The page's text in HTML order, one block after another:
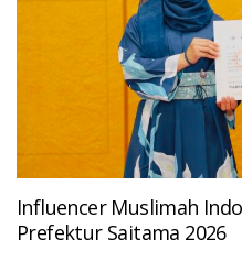
Influencer Muslimah
Prefektur Saitama 2026